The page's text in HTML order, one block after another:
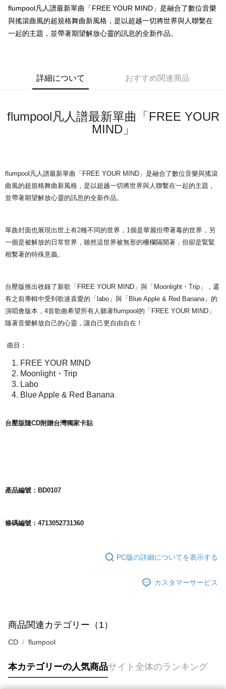
Apple Pay
Easy Wallet
ATM払い
全家取貨付款
配送毎にNT$65、NT$1,000以上で送料無料
7-11取貨付款
配送毎にNT$65、NT$1,000以上で送料無料
配送毎にNT$65、NT$1,000以上で送料無料
flumpool凡人譜最新單曲「FREE YOUR MIND」是融合了數位音樂
與搖滾曲風的超規格舞曲新風格，是以超越一切將世界與人聯繫在
一起的主題，並帶著期望解放心靈的訊息的全新作品。
詳細について おすすめ関連商品
flumpool凡人譜最新單曲「FREE YOUR
MIND」
flumpool凡人譜最新單曲「FREE YOUR MIND」是融合了數位音樂與搖滾
曲風的超規格舞曲新風格，是以超越一切將世界與人聯繫在一起的主題，
並帶著期望解放心靈的訊息的全新作品。
單曲封面也展現出世上有2種不同的世界，1個是華麗但帶著毒的世界，另
一個是被解放的日常世界，雖然這世界被無形的柵欄隔開著，但卻是緊緊
相繫著的特殊意義。
台壓版推出收錄了新歌「FREE YOUR MIND」與「Moonlight・Trip」，還
有之前專輯中受到歌迷喜愛的「labo」與「Blue Apple & Red Banana」的
演唱會版本，4首歌曲希望所有人聽著flumpool的「FREE YOUR MIND」
隨著音樂解放自己的心靈，讓自己更自由自在！
曲目：
FREE YOUR MIND
Moonlight・Trip
Labo
Blue Apple & Red Banana
台壓版隨CD附贈台灣獨家卡貼
產品編號：BD0107
條碼編號：4713052731360
PC版の詳細についてを表示する
カスタマーサービス
商品関連カテゴリー（1）
CD flumpool
本カテゴリーの人気商品サイト全体のランキング